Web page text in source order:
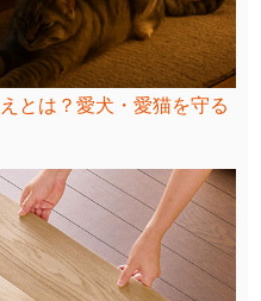
とは？愛犬・愛猫を守る